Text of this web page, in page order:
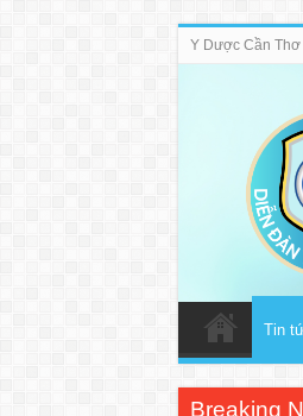
Y Dược Cần Thơ
Tin
Breaking